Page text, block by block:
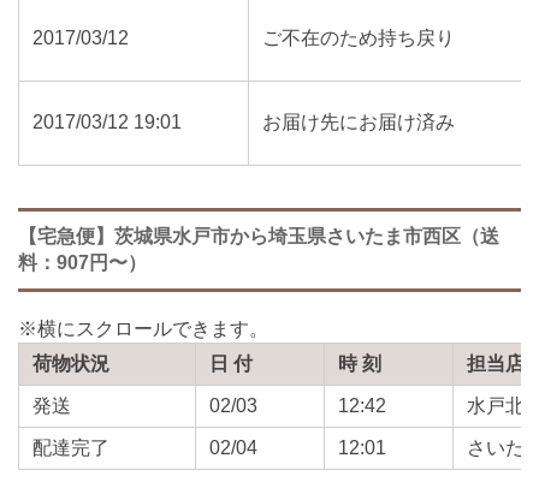
2017/03/12 ご不在のため持ち戻り
2017/03/12 19:01 お届け先にお届け済み
【宅急便】茨城県水戸市から埼玉県さいたま市西区（送
料：907円〜）
荷物状況 日 付 時 刻 担当店
発送 02/03 12:42 水戸北
配達完了 02/04 12:01 さいた